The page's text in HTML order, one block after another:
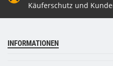
Käuferschutz und
INFORMATIONEN